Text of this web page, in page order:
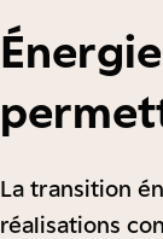
La transition
réalisations